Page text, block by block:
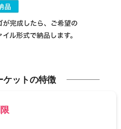
ケットの特徴